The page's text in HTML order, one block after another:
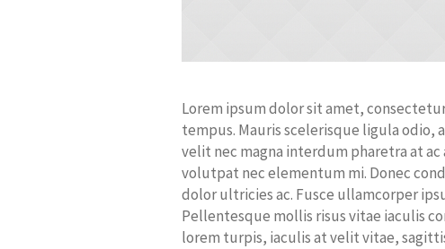
Lorem ipsum dolor sit amet,
tempus. Mauris scelerisque ligula odio,
velit nec magna interdum pharetra at
volutpat nec elementum mi. Donec
dolor ultricies ac. Fusce ullamcorper
Pellentesque mollis risus vitae iaculis
lorem turpis, iaculis at velit vitae,